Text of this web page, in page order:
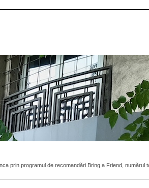
prin programul de recomandări Bring a Friend, numărul